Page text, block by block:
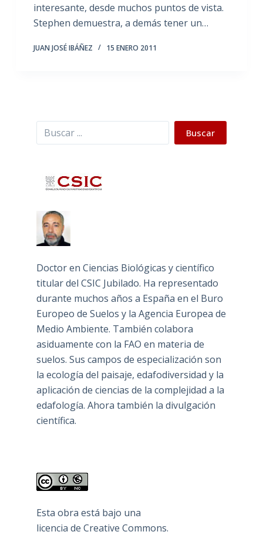
interesante, desde muchos puntos de vista.
Stephen demuestra, a demás tener un…
JUAN JOSÉ IBÁÑEZ 15 ENERO 2011
Buscar Buscar
Doctor en Ciencias Biológicas y científico
titular del CSIC Jubilado. Ha representado
durante muchos años a España en el Buro
Europeo de Suelos y la Agencia Europea de
Medio Ambiente. También colabora
asiduamente con la FAO en materia de
suelos. Sus campos de especialización son
la ecología del paisaje, edafodiversidad y la
aplicación de ciencias de la complejidad a la
edafología. Ahora también la divulgación
científica.
Esta obra está bajo una
licencia de Creative Commons.